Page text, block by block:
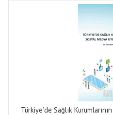
Türkiye’de Sağlık